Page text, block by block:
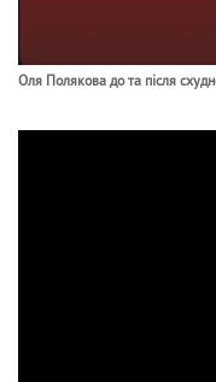
Оля Полякова до та після